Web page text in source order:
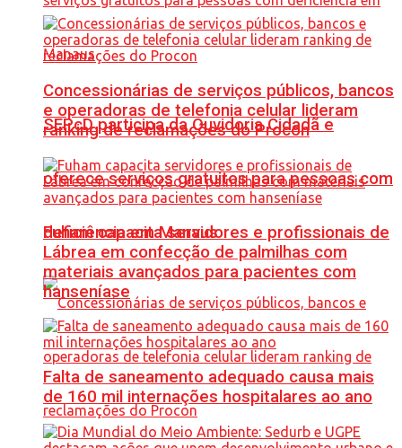
SEPcD participa da Ouvidoria Cidadã e
oferece serviços gratuitos para pessoas com
deficiência em Manaus
Concessionárias de serviços públicos, bancos
e operadoras de telefonia celular lideram
ranking de reclamações do Procon
Fuham capacita servidores e profissionais de
Lábrea em confecção de palmilhas com
materiais avançados para pacientes com
hanseníase
Falta de saneamento adequado causa mais
de 160 mil internações hospitalares ao ano